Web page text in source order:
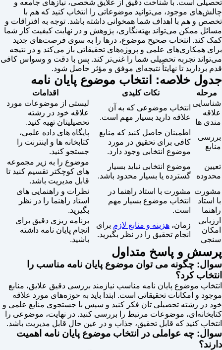
تحصیلی است. با شناخت دقیق از علایق شخصی، نیازهای جامعه و
چالش‌های موجود، می‌توانید موضوعاتی را انتخاب کنید که هم با
تخصص و هم با اهداف شما همخوانی داشته باشد. توجه به افتراقات و
مسائل ممکن می‌تواند بهته‌نگاری، پژوهش و در نهایت کیفیت کار شما
کمک کند. انتخاب صحیح موضوع، درها را به سوی فرصت‌های جدید
برای همکاری‌های علمی و پروژه‌های تحقیقاتی باز می‌کند و در نتیجه
می‌تواند تجربه تحصیلی شما را غنی‌تر کند. پس با دقت و وسواس کافی
قدم بردارید تا نهایتاً نتیجه‌ای موفق و مؤثر حاصل شود.
جدول خلاصه: انتخاب موضوع پایان نامه
مرحله نکات کلیدی
اقدامات
شناسایی
علاقه
مندی ها
انتخاب موضوعی که به آن
علاقه دارید بسیار مهم است.
لیستی از موضوعات مورد
علاقه خود در رشته
تحصیلیتان تهیه کنید.
بررسی
منابع
اطمینان حاصل کنید که منابع
کافی برای تحقیق در مورد
موضوع انتخابی وجود دارد.
پایگاه های داده علمی،
کتابخانه ها و اینترنت را
جستجو کنید.
تعیین
محدوده
موضوع انتخابی نباید بسیار
گسترده یا بسیار محدود باشد.
موضوع را به زیر مجموعه
های کوچکتر تقسیم کنید تا
قابل مدیریت باشد.
مشورت
با استاد
راهنما
مشورت با استاد راهنما در
انتخاب موضوع بسیار مهم
است.
نظرات و راهنمایی های
استاد راهنما را در نظر
بگیرید.
ارزیابی
امکان
سنجی
زمان، هزینه و منابع لازم برای
انجام تحقیق را در نظر بگیرید.
برنامه ریزی دقیق برای
انجام پایان نامه داشته
باشید.
پرسش و پاسخ متداول
سوال: چگونه می توان موضوع پایان نامه مناسب را
انتخاب کرد؟
انتخاب موضوع پایان نامه مناسب نیازمند بررسی دقیق علایق، منابع
موجود و امکانات تحقیقاتی است. ابتدا باید به حوزه‌های مورد علاقه
خود در رشته تحصیلی تان فکر کنید و سپس با جستجوی منابع علمی و
کتابخانه‌ای، موضوعات مرتبط را بررسی کنید. در نهایت، موضوعی را
انتخاب کنید که قابل تحقیق، جذاب و در عین حال قابل مدیریت باشد.
سوال: چه عواملی در انتخاب موضوع پایان نامه اهمیت
دارند؟